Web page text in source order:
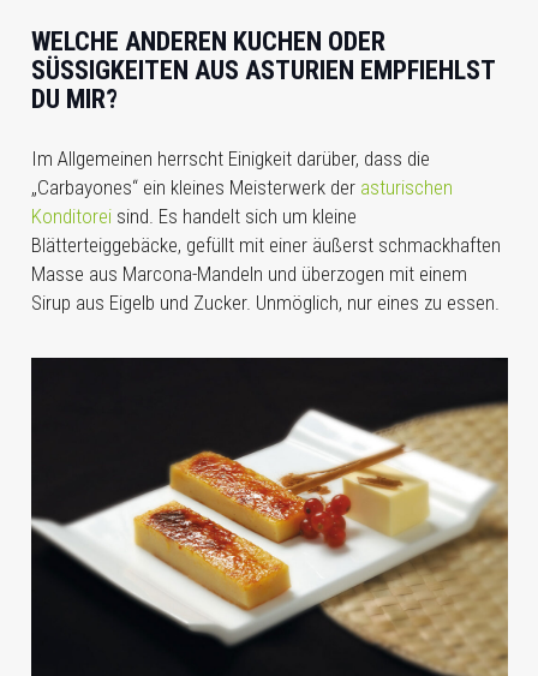
WELCHE ANDEREN KUCHEN ODER
SÜSSIGKEITEN AUS ASTURIEN EMPFIEHLST D
U MIR?
Im Allgemeinen herrscht Einigkeit darüber, dass die
„Carbayones“ ein kleines Meisterwerk der asturischen
Konditoreisind. Es handelt sich um kleine
Blätterteiggebäcke, gefüllt mit einer äußerst schmackhaften
Masse aus Marcona-Mandeln und überzogen mit einem
Sirup aus Eigelb und Zucker. Unmöglich, nur eines zu essen.